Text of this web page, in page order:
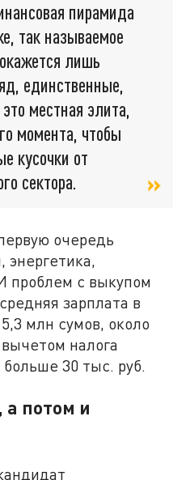
пирамида
так называемое
лишь
единственные,
местная элита,
момента, чтобы
кусочки от
сектора.
очередь
проблем с выкупом
зарплата в
млн сумов, около
налога
30 тыс. руб.
потом и